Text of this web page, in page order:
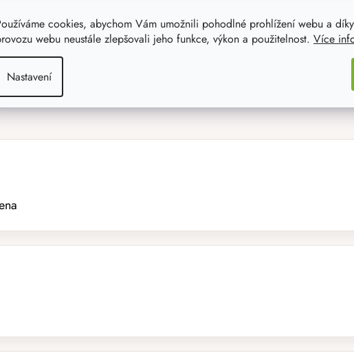
cookies, abychom Vám umožnili pohodlné prohlížení webu a
webu neustále zlepšovali jeho funkce, výkon a použitelnost. Více
Nastavení